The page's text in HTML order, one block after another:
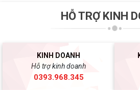
HỖ TRỢ KINH
KINH DOANH
Hỗ trợ kinh doanh
0393.968.345